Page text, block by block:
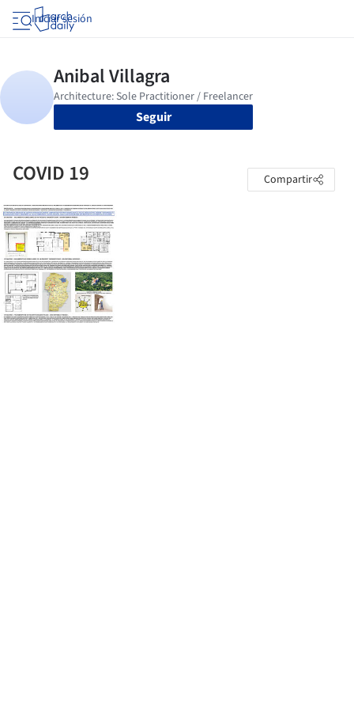
Iniciar sesión
Seguir
COVID 19 Compartir